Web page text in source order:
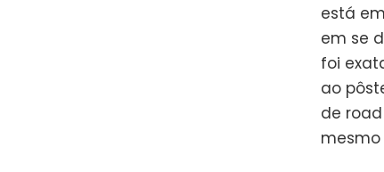
está
em se
foi
ao
de